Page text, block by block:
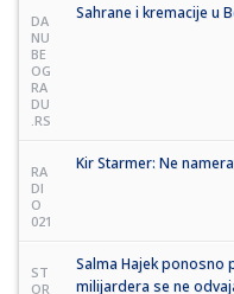
DA
NU
BE
OG
RA
DU
.RS
Sahrane i kremacije u
RA
DI
O
021
Kir Starmer: Ne
ST
OR
Salma Hajek ponosno
milijardera se ne